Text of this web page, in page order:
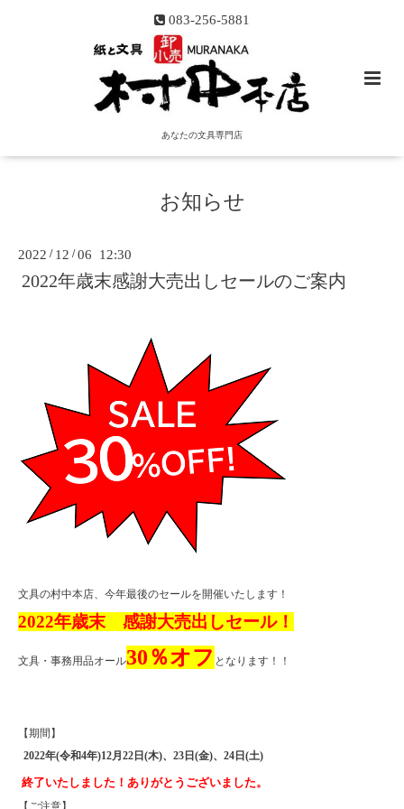
083-256-5881
あなたの文具専門店
お知らせ
2022 / 12 /06 12:30
2022年歳末感謝大売出しセールのご案内
文具の村中本店、今年最後のセールを開催いたします！
2022年歳末 感謝大売出しセール！
文具・事務用品オール30％オフ となります！！
【期間】
2022年(令和4年)12月22日(木)、23日(金)、24日(土)
終了いたしました！ありがとうございました。
【ご注意】